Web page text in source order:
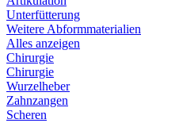
Unterfütterung
Weitere Abformmaterialien
Alles anzeigen
Chirurgie
Chirurgie
Wurzelheber
Zahnzangen
Scheren